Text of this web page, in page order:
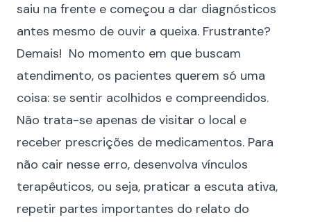
saiu na frente e começou a dar diagnósticos
antes mesmo de ouvir a queixa. Frustrante?
Demais! No momento em que buscam
atendimento, os pacientes querem só uma
coisa: se sentir acolhidos e compreendidos.
Não trata-se apenas de visitar o local e
receber prescrições de medicamentos. Para
não cair nesse erro, desenvolva vínculos
terapêuticos, ou seja, praticar a escuta ativa,
repetir partes importantes do relato do